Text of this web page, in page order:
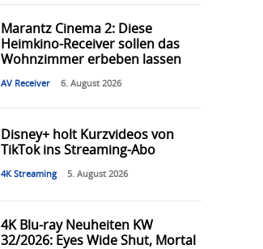
Marantz Cinema 2: Diese
Heimkino-Receiver sollen das
Wohnzimmer erbeben lassen
AV Receiver 6. August 2026
Disney+ holt Kurzvideos von
TikTok ins Streaming-Abo
4K Streaming 5. August 2026
4K Blu-ray Neuheiten KW
32/2026: Eyes Wide Shut, Mortal